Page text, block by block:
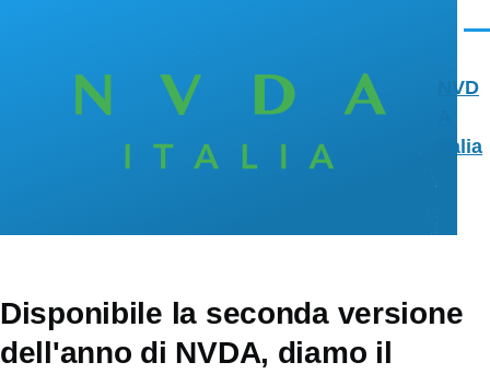
NVD
Italia
Disponibile la seconda versione
dell'anno di NVDA, diamo il